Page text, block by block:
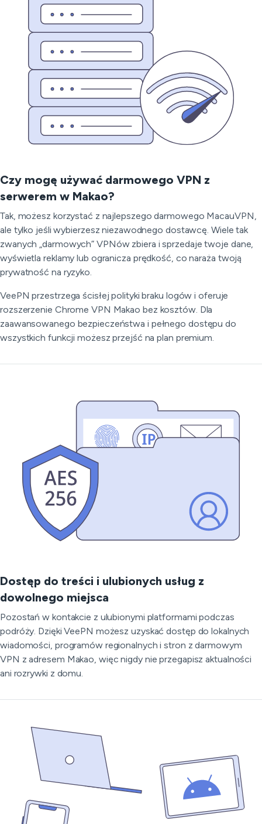
Czy mogę używać darmowego VPN z
serwerem w Makao?
Tak, możesz korzystać z najlepszego darmowego MacauVPN,
ale tylko jeśli wybierzesz niezawodnego dostawcę. Wiele tak
zwanych „darmowych” VPNów zbiera i sprzedaje twoje dane,
wyświetla reklamy lub ogranicza prędkość, co naraża twoją
prywatność na ryzyko.
VeePN przestrzega ścisłej polityki braku logów i oferuje
rozszerzenie Chrome VPN Makao bez kosztów. Dla
zaawansowanego bezpieczeństwa i pełnego dostępu do
wszystkich funkcji możesz przejść na plan premium.
Dostęp do treści i ulubionych usług z
dowolnego miejsca
Pozostań w kontakcie z ulubionymi platformami podczas
podróży. Dzięki VeePN możesz uzyskać dostęp do lokalnych
wiadomości, programów regionalnych i stron z darmowym
VPN z adresem Makao, więc nigdy nie przegapisz aktualności
ani rozrywki z domu.